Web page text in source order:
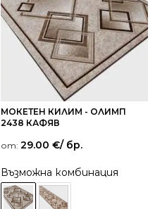
МОКЕТЕН КИЛИМ - ОЛИМП
2438 КАФЯВ
от: 29.00 €/ бр.
Възможна комбинация